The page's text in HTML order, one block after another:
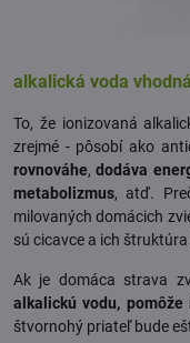
alkalická voda
To, že ionizovaná
zrejmé - pôsobí ako
rovnováhe,dodáva
metabolizmus, atď.
milovaných domácich
sú cicavce a ich
Ak je domáca strava
alkalickú vodu,
štvornohý priateľ bude